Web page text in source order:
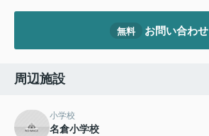
無料 お問い合わせ
周辺施設
小学校
名倉小学校